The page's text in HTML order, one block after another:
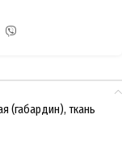
(габардин), ткань